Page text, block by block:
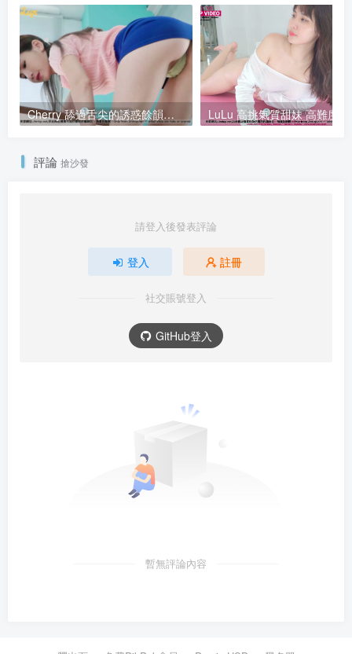
Cherry 舔過舌尖的誘惑餘韻～緩慢品嚐每一絲慾望，溼潤光澤直擊心底
評論 搶沙發
請登入後發表評論
登入 註冊
社交賬號登入
GitHub登入
暫無評論內容